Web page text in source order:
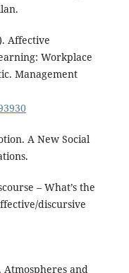
Affective
Workplace
Management
A New Social
– What’s the
discursive
Atmospheres and